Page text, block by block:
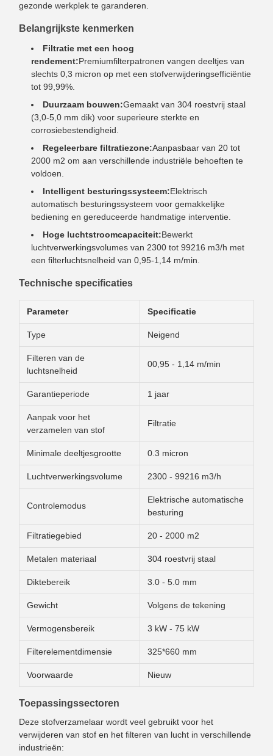
gezonde werkplek te garanderen.
Belangrijkste kenmerken
Filtratie met een hoog
rendement:Premiumfilterpatronen vangen deeltjes van
slechts 0,3 micron op met een stofverwijderingsefficiëntie
tot 99,99%.
Duurzaam bouwen:Gemaakt van 304 roestvrij staal
(3,0-5,0 mm dik) voor superieure sterkte en
corrosiebestendigheid.
Regeleerbare filtratiezone:Aanpasbaar van 20 tot
2000 m2 om aan verschillende industriële behoeften te
voldoen.
Intelligent besturingssysteem:Elektrisch
automatisch besturingssysteem voor gemakkelijke
bediening en gereduceerde handmatige interventie.
Hoge luchtstroomcapaciteit:Bewerkt
luchtverwerkingsvolumes van 2300 tot 99216 m3/h met
een filterluchtsnelheid van 0,95-1,14 m/min.
Technische specificaties
Parameter Specificatie
Type Neigend
Filteren van de
luchtsnelheid
00,95 - 1,14 m/min
Garantieperiode 1 jaar
Aanpak voor het
verzamelen van stof
Filtratie
Minimale deeltjesgrootte 0.3 micron
Luchtverwerkingsvolume 2300 - 99216 m3/h
Controlemodus
Elektrische automatische
besturing
Filtratiegebied 20 - 2000 m2
Metalen materiaal 304 roestvrij staal
Diktebereik 3.0 - 5.0 mm
Gewicht Volgens de tekening
Vermogensbereik 3 kW - 75 kW
Filterelementdimensie 325*660 mm
Voorwaarde Nieuw
Toepassingssectoren
Deze stofverzamelaar wordt veel gebruikt voor het
verwijderen van stof en het filteren van lucht in verschillende
industrieën: